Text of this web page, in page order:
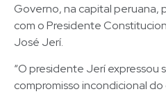
Governo, na capital peruana,
com o Presidente
José Jerí.
“O presidente Jerí expressou
compromisso incondicional